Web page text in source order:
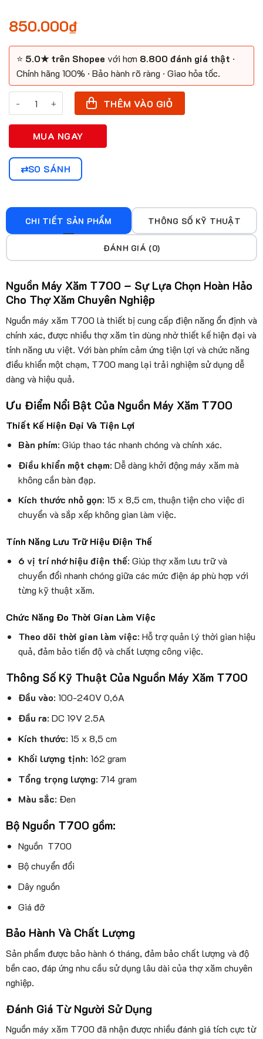
850.000₫
⭐ 5.0★ trên Shopee với hơn 8.800 đánh giá thật ·
Chính hãng 100% · Bảo hành rõ ràng · Giao hỏa tốc.
Nguồn máy xăm T700 số lượngTHÊM VÀO GIỎ
MUA NGAY
SO SÁNH
CHI TIẾT SẢN PHẨM THÔNG SỐ KỸ THUẬT
ĐÁNH GIÁ (0)
Nguồn Máy Xăm T700 – Sự Lựa Chọn Hoàn Hảo
Cho Thợ Xăm Chuyên Nghiệp
Nguồn máy xăm T700 là thiết bị cung cấp điện năng ổn định và
chính xác, được nhiều thợ xăm tin dùng nhờ thiết kế hiện đại và
tính năng ưu việt. Với bàn phím cảm ứng tiện lợi và chức năng
điều khiển một chạm, T700 mang lại trải nghiệm sử dụng dễ
dàng và hiệu quả.
Ưu Điểm Nổi Bật Của Nguồn Máy Xăm T700
Thiết Kế Hiện Đại Và Tiện Lợi
Bàn phím: Giúp thao tác nhanh chóng và chính xác.
Điều khiển một chạm: Dễ dàng khởi động máy xăm mà
không cần bàn đạp.
Kích thước nhỏ gọn: 15 x 8,5 cm, thuận tiện cho việc di
chuyển và sắp xếp không gian làm việc.
Tính Năng Lưu Trữ Hiệu Điện Thế
6 vị trí nhớ hiệu điện thế: Giúp thợ xăm lưu trữ và
chuyển đổi nhanh chóng giữa các mức điện áp phù hợp với
từng kỹ thuật xăm.
Chức Năng Đo Thời Gian Làm Việc
Theo dõi thời gian làm việc: Hỗ trợ quản lý thời gian hiệu
quả, đảm bảo tiến độ và chất lượng công việc.
Thông Số Kỹ Thuật Của Nguồn Máy Xăm T700
Đầu vào: 100-240V 0,6A
Đầu ra: DC 19V 2.5A
Kích thước: 15 x 8,5 cm
Khối lượng tịnh: 162 gram
Tổng trọng lượng: 714 gram
Màu sắc: Đen
Bộ Nguồn T700 gồm:
Nguồn T700
Bộ chuyển đổi
Dây nguồn
Giá đỡ
Bảo Hành Và Chất Lượng
Sản phẩm được bảo hành 6 tháng, đảm bảo chất lượng và độ
bền cao, đáp ứng nhu cầu sử dụng lâu dài của thợ xăm chuyên
nghiệp.
Đánh Giá Từ Người Sử Dụng
Nguồn máy xăm T700 đã nhận được nhiều đánh giá tích cực từ